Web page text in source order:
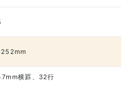
横罫、32行